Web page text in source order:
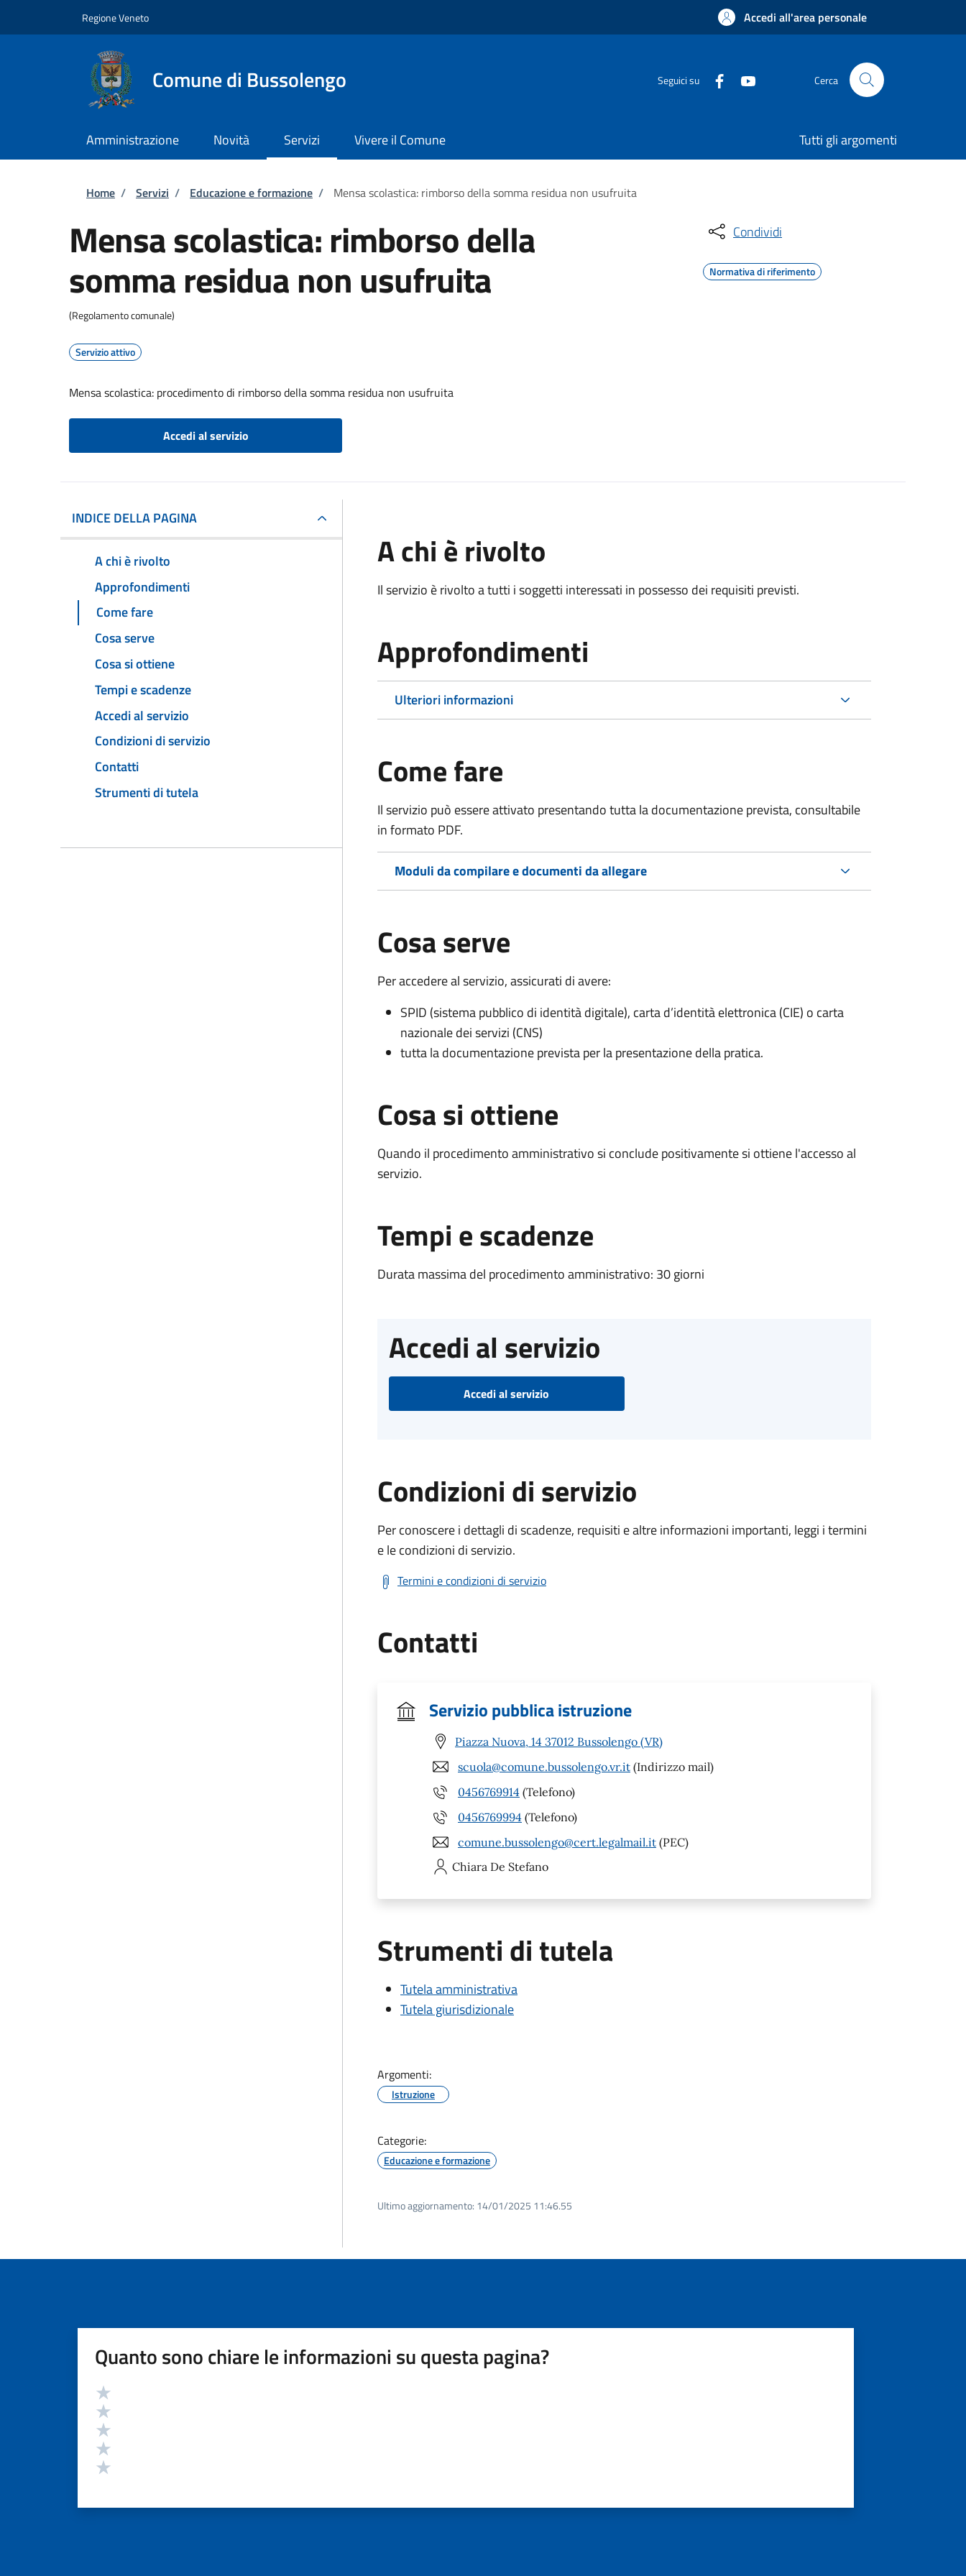
Regione Veneto Accedi all'area personale
Comune di Bussolengo Seguici su Cerca
Amministrazione Novità Servizi Vivere il Comune Tutti gli argomenti
Briciole di pane
Home / Servizi / Educazione e formazione / Mensa scolastica: rimborso della somma residua non usufruita
Mensa scolastica: rimborso della
somma residua non usufruita
(Regolamento comunale)
Servizio attivo
Mensa scolastica: procedimento di rimborso della somma residua non usufruita
Accedi al servizio
Condividi
Normativa di riferimento
INDICE DELLA PAGINA
A chi è rivolto
Approfondimenti
Come fare
Cosa serve
Cosa si ottiene
Tempi e scadenze
Accedi al servizio
Condizioni di servizio
Contatti
Strumenti di tutela
A chi è rivolto
Il servizio è rivolto a tutti i soggetti interessati in possesso dei requisiti previsti.
Approfondimenti
Ulteriori informazioni
Come fare
Il servizio può essere attivato presentando tutta la documentazione prevista, consultabile
in formato PDF.
Moduli da compilare e documenti da allegare
Cosa serve
Per accedere al servizio, assicurati di avere:
SPID (sistema pubblico di identità digitale), carta d’identità elettronica (CIE) o carta
nazionale dei servizi (CNS)
tutta la documentazione prevista per la presentazione della pratica.
Cosa si ottiene
Quando il procedimento amministrativo si conclude positivamente si ottiene l'accesso al
servizio.
Tempi e scadenze
Durata massima del procedimento amministrativo: 30 giorni
Accedi al servizio
Accedi al servizio
Condizioni di servizio
Per conoscere i dettagli di scadenze, requisiti e altre informazioni importanti, leggi i termini
e le condizioni di servizio.
Termini e condizioni di servizio
Contatti
Servizio pubblica istruzione
Piazza Nuova, 14 37012 Bussolengo (VR)
scuola@comune.bussolengo.vr.it (Indirizzo mail)
0456769914 (Telefono)
0456769994 (Telefono)
comune.bussolengo@cert.legalmail.it (PEC)
Chiara De Stefano
Strumenti di tutela
Tutela amministrativa
Tutela giurisdizionale
Argomenti:
Istruzione
Categorie:
Educazione e formazione
Ultimo aggiornamento: 14/01/2025 11:46.55
Quanto sono chiare le informazioni su questa pagina?
Valutazione